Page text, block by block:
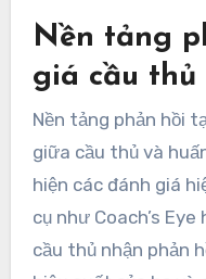
Nền tảng
giá cầu thủ
Nền tảng phản hồi
giữa cầu thủ và
hiện các đánh giá
cụ như Coach’s
cầu thủ nhận phản